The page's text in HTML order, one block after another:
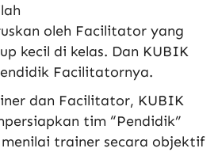
oleh Facilitator yang
kecil di kelas. Dan KUBIK
Facilitatornya.
dan Facilitator, KUBIK
tim “Pendidik”
trainer secara objektif